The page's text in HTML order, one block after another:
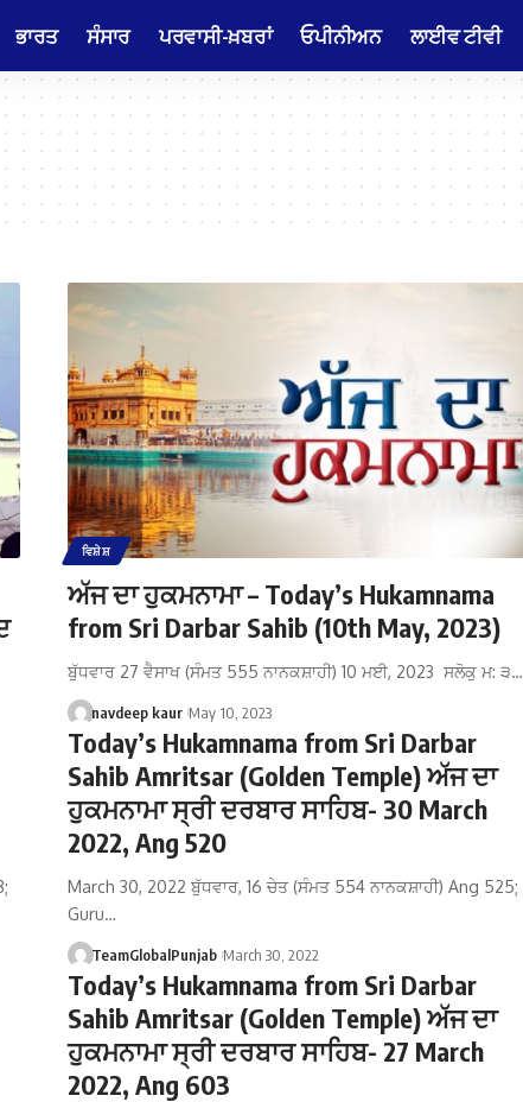
ਭਾਰਤ ਸੰਸਾਰ ਪਰਵਾਸੀ-ਖ਼ਬਰਾਂ ਓਪੀਨੀਅਨ ਲਾਈਵ ਟੀਵੀ
ਵਿਸ਼ੇਸ਼
ਅੱਜ ਦਾ ਹੁਕਮਨਾਮਾ – Today’s Hukamnama
from Sri Darbar Sahib (10th May, 2023)
ਬੁੱਧਵਾਰ 27 ਵੈਸਾਖ (ਸੰਮਤ 555 ਨਾਨਕਸ਼ਾਹੀ) 10 ਮਈ, 2023 ਸਲੋਕੁ ਮ: ੩…
navdeep kaur May 10, 2023
Today’s Hukamnama from Sri Darbar
Sahib Amritsar (Golden Temple) ਅੱਜ ਦਾ
ਹੁਕਮਨਾਮਾ ਸ੍ਰੀ ਦਰਬਾਰ ਸਾਹਿਬ- 30 March
2022, Ang 520
March 30, 2022 ਬੁੱਧਵਾਰ, 16 ਚੇਤ (ਸੰਮਤ 554 ਨਾਨਕਸ਼ਾਹੀ) Ang 525;
Guru…
TeamGlobalPunjab March 30, 2022
Today’s Hukamnama from Sri Darbar
Sahib Amritsar (Golden Temple) ਅੱਜ ਦਾ
ਹੁਕਮਨਾਮਾ ਸ੍ਰੀ ਦਰਬਾਰ ਸਾਹਿਬ- 27 March
2022, Ang 603